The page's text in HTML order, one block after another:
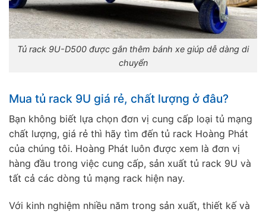
Tủ rack 9U-D500 được gắn thêm bánh xe giúp dễ dàng di
chuyển
Mua tủ rack 9U giá rẻ, chất lượng ở đâu?
Bạn không biết lựa chọn đơn vị cung cấp loại tủ mạng
chất lượng, giá rẻ thì hãy tìm đến tủ rack Hoàng Phát
của chúng tôi. Hoàng Phát luôn được xem là đơn vị
hàng đầu trong việc cung cấp, sản xuất tủ rack 9U và
tất cả các dòng tủ mạng rack hiện nay.
Với kinh nghiệm nhiều năm trong sản xuất, thiết kế và